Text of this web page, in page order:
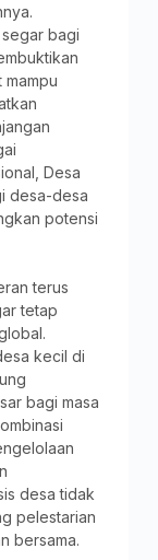
bagi
Desa
desa-desa
potensi
terus
tetap
kecil di
bagi masa
desa tidak
pelestarian
bersama.